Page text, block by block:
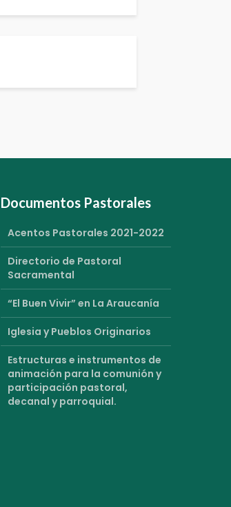
Documentos Pastorales
Acentos Pastorales 2021-2022
Directorio de Pastoral
Sacramental
“El Buen Vivir” en La Araucanía
Iglesia y Pueblos Originarios
Estructuras e instrumentos de
animación para la comunión y
participación pastoral,
decanal y parroquial.